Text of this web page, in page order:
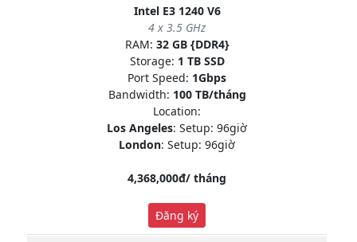
Intel E3 1240 V6
4 x 3.5 GHz
RAM: 32 GB {DDR4}
Storage: 1 TB SSD
Port Speed: 1Gbps
Bandwidth: 100 TB/tháng
Location:
Los Angeles: Setup: 96giờ
London: Setup: 96giờ
4,368,000đ/ tháng
Đăng ký